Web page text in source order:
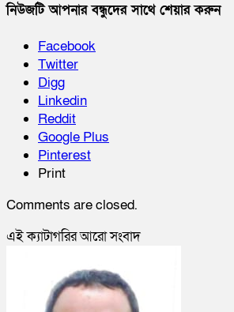
নিউজটি আপনার বন্ধুদের সাথে শেয়ার করুন
Facebook
Twitter
Digg
Linkedin
Reddit
Google Plus
Pinterest
Print
Comments are closed.
‍এই ক্যাটাগরির ‍আরো সংবাদ